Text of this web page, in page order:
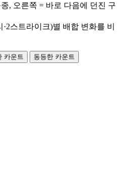
, 오른쪽 = 바로 다음에 던진 구
스트라이크)별 배합 변화를 비
카운트
동등한 카운트